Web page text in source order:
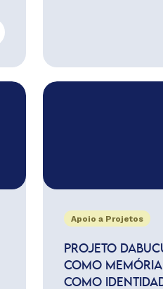
Apoio a Projetos
PROJETO
COMO
COMO